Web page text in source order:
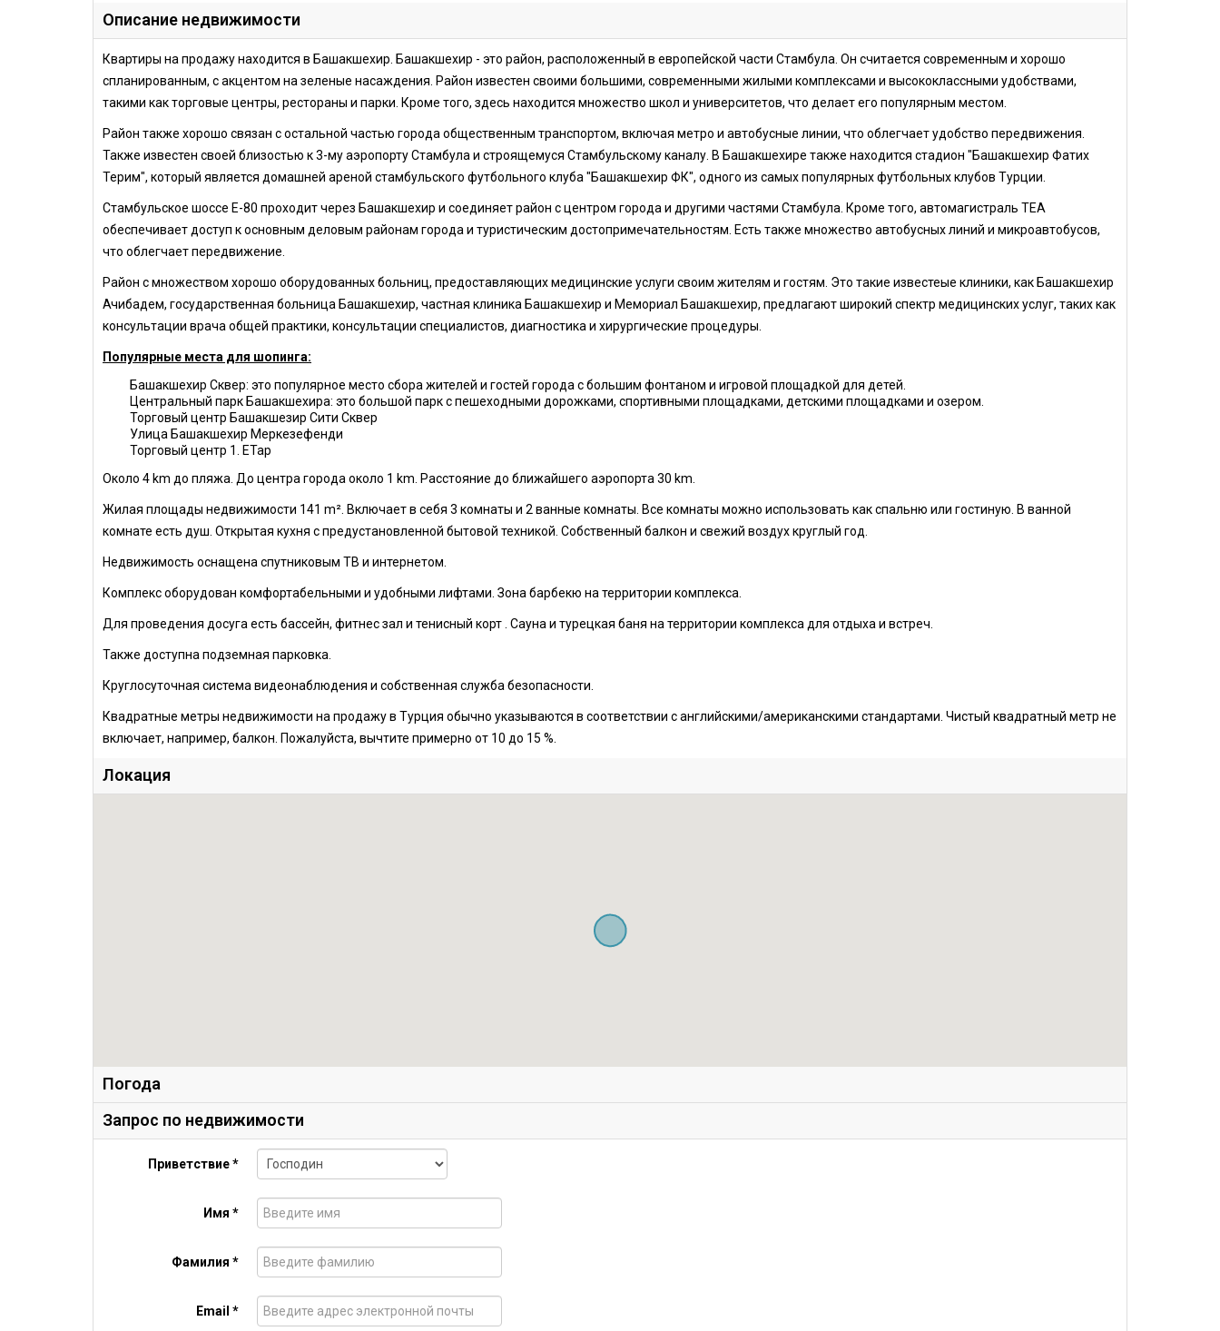
Описание недвижимости
Квартиры на продажу находится в Башакшехир. Башакшехир - это район, расположенный в европейской части Стамбула. Он считается современным и хорошо
спланированным, с акцентом на зеленые насаждения. Район известен своими большими, современными жилыми комплексами и высококлассными удобствами,
такими как торговые центры, рестораны и парки. Кроме того, здесь находится множество школ и университетов, что делает его популярным местом.
Район также хорошо связан с остальной частью города общественным транспортом, включая метро и автобусные линии, что облегчает удобство передвижения.
Также известен своей близостью к 3-му аэропорту Стамбула и строящемуся Стамбульскому каналу. В Башакшехире также находится стадион "Башакшехир Фатих
Терим", который является домашней ареной стамбульского футбольного клуба "Башакшехир ФК", одного из самых популярных футбольных клубов Турции.
Стамбульское шоссе E-80 проходит через Башакшехир и соединяет район с центром города и другими частями Стамбула. Кроме того, автомагистраль ТЕА
обеспечивает доступ к основным деловым районам города и туристическим достопримечательностям. Есть также множество автобусных линий и микроавтобусов,
что облегчает передвижение.
Район с множеством хорошо оборудованных больниц, предоставляющих медицинские услуги своим жителям и гостям. Это такие известеые клиники, как Башакшехир
Ачибадем, государственная больница Башакшехир, частная клиника Башакшехир и Мемориал Башакшехир, предлагают широкий спектр медицинских услуг, таких как
консультации врача общей практики, консультации специалистов, диагностика и хирургические процедуры.
Популярные места для шопинга:
Башакшехир Сквер: это популярное место сбора жителей и гостей города с большим фонтаном и игровой площадкой для детей.
Центральный парк Башакшехира: это большой парк с пешеходными дорожками, спортивными площадками, детскими площадками и озером.
Торговый центр Башакшезир Сити Сквер
Улица Башакшехир Меркезефенди
Торговый центр 1. ETap
Около 4 km до пляжа. До центра города около 1 km. Расстояние до ближайшего аэропорта 30 km.
Жилая площады недвижимости 141 m². Включает в себя 3 комнаты и 2 ванныe комнаты. Все комнаты можно использовать как спальню или гостиную. В ванной
комнате есть душ. Открытая кухня с предустановленной бытовой техникой. Собственный балкон и свежий воздух круглый год.
Недвижимость оснащена спутниковым ТВ и интернетом.
Комплекс оборудован комфортабельными и удобными лифтами. Зона барбекю на территории комплекса.
Для проведения досуга есть бассейн, фитнес зал и тенисный корт . Сауна и турецкая баня на территории комплекса для отдыха и встреч.
Также доступна подземная парковка.
Круглосуточная система видеонаблюдения и собственная служба безопасности.
Квадратные метры недвижимости на продажу в Турция обычно указываются в соответствии с английскими/американскими стандартами. Чистый квадратный метр не
включает, например, балкон. Пожалуйста, вычтите примерно от 10 до 15 %.
Локация
Погода
Запрос по недвижимости
Приветствие *
Имя *
Фамилия *
Email *